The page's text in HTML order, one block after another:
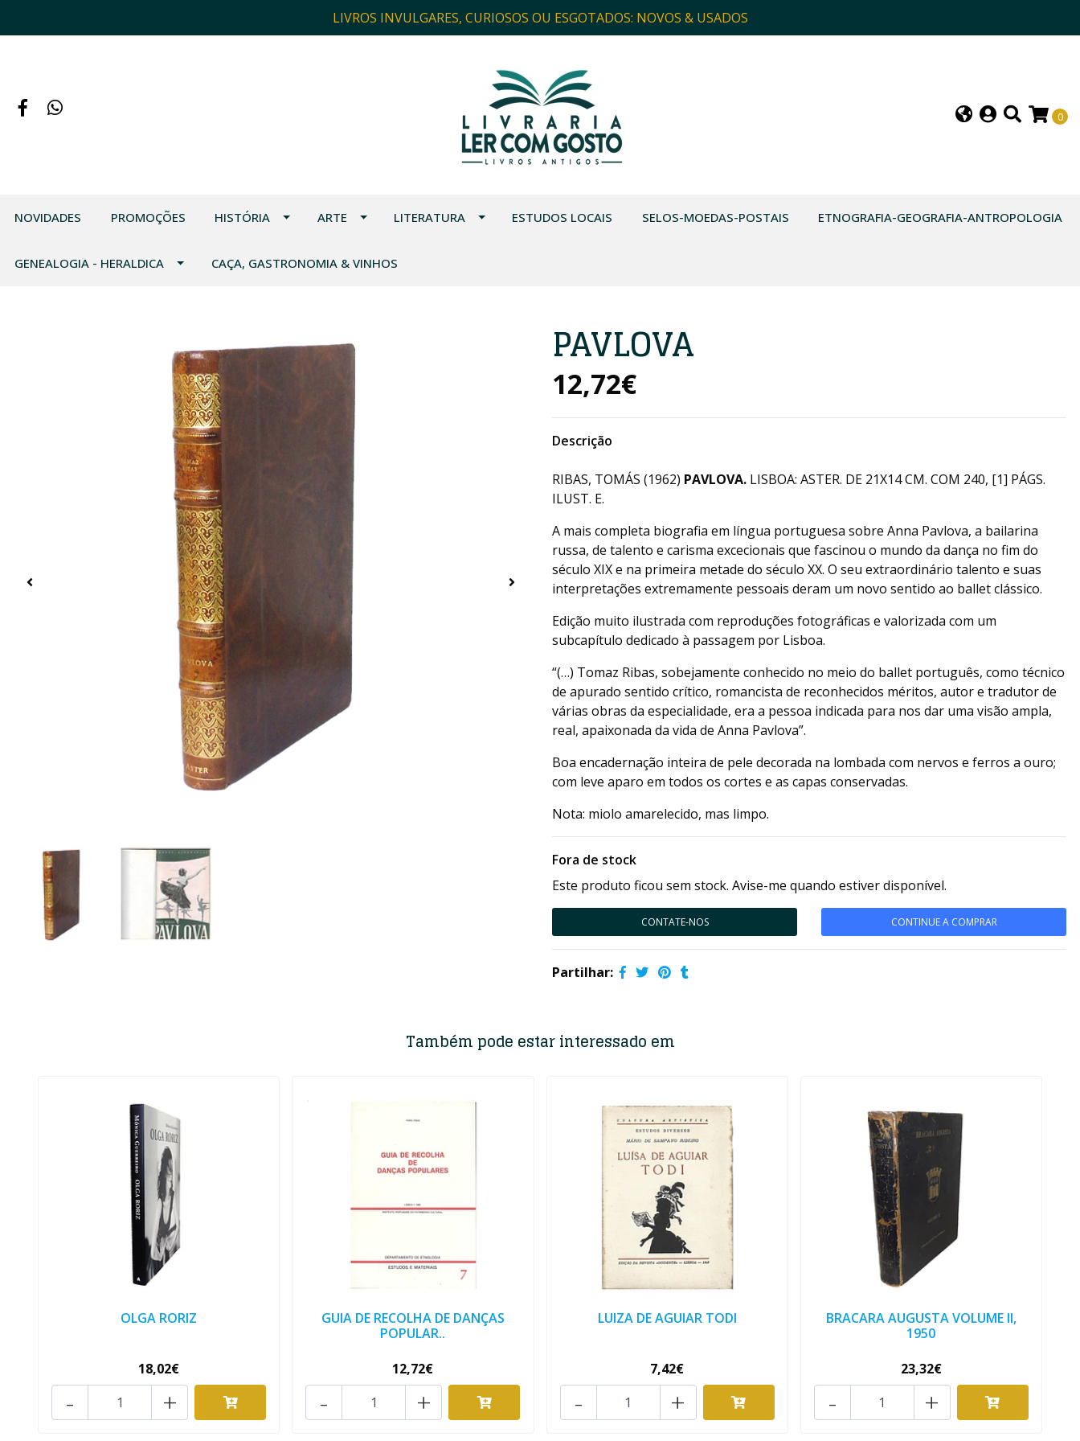
LIVROS INVULGARES, CURIOSOS OU ESGOTADOS: NOVOS & USADOS
0
NOVIDADES PROMOÇÕES HISTÓRIA ARTE LITERATURA ESTUDOS LOCAIS SELOS-MOEDAS-POSTAIS ETNOGRAFIA-GEOGRAFIA-ANTROPOLOGIA
GENEALOGIA - HERALDICA CAÇA, GASTRONOMIA & VINHOS
PAVLOVA
12,72€
Descrição
RIBAS, TOMÁS (1962) PAVLOVA. LISBOA: ASTER. DE 21X14 CM. COM 240, [1] PÁGS.
ILUST. E.
A mais completa biografia em língua portuguesa sobre Anna Pavlova, a bailarina
russa, de talento e carisma excecionais que fascinou o mundo da dança no fim do
século XIX e na primeira metade do século XX. O seu extraordinário talento e suas
interpretações extremamente pessoais deram um novo sentido ao ballet clássico.
Edição muito ilustrada com reproduções fotográficas e valorizada com um
subcapítulo dedicado à passagem por Lisboa.
“(…) Tomaz Ribas, sobejamente conhecido no meio do ballet português, como técnico
de apurado sentido crítico, romancista de reconhecidos méritos, autor e tradutor de
várias obras da especialidade, era a pessoa indicada para nos dar uma visão ampla,
real, apaixonada da vida de Anna Pavlova”.
Boa encadernação inteira de pele decorada na lombada com nervos e ferros a ouro;
com leve aparo em todos os cortes e as capas conservadas.
Nota: miolo amarelecido, mas limpo.
Fora de stock
Este produto ficou sem stock. Avise-me quando estiver disponível.
CONTATE-NOS CONTINUE A COMPRAR
Partilhar:
Também pode estar interessado em
OLGA RORIZ
18,02€
+
-
GUIA DE RECOLHA DE DANÇAS
POPULAR..
12,72€
+
-
LUIZA DE AGUIAR TODI
7,42€
+
-
BRACARA AUGUSTA VOLUME II,
1950
23,32€
+
-